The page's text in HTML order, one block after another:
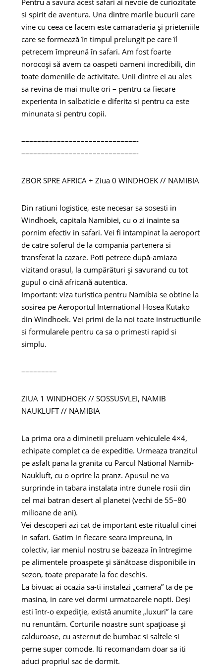
Pentru a savura acest safari ai nevoie de curiozitate
si spirit de aventura. Una dintre marile bucurii care
vine cu ceea ce facem este camaraderia și prieteniile
care se formează în timpul prelungit pe care îl
petrecem împreună în safari. Am fost foarte
norocoși să avem ca oaspeti oameni incredibili, din
toate domeniile de activitate. Unii dintre ei au ales
sa revina de mai multe ori – pentru ca fiecare
experienta in salbaticie e diferita si pentru ca este
minunata si pentru copii.
–––––––––––––––––––––––––––––-
–––––––––––––––––––––––––––––-
ZBOR SPRE AFRICA + Ziua 0 WINDHOEK // NAMIBIA
Din ratiuni logistice, este necesar sa sosesti in
Windhoek, capitala Namibiei, cu o zi inainte sa
pornim efectiv in safari. Vei fi intampinat la aeroport
de catre soferul de la compania partenera si
transferat la cazare. Poti petrece după-amiaza
vizitand orasul, la cumpărături și savurand cu tot
gupul o cină africană autentica.
Important: viza turistica pentru Namibia se obtine la
sosirea pe Aeroportul International Hosea Kutako
din Windhoek. Vei primi de la noi toate instructiunile
si formularele pentru ca sa o primesti rapid si
simplu.
–––––––––
ZIUA 1 WINDHOEK // SOSSUSVLEI, NAMIB
NAUKLUFT // NAMIBIA
La prima ora a diminetii preluam vehiculele 4×4,
echipate complet ca de expeditie. Urmeaza tranzitul
pe asfalt pana la granita cu Parcul National Namib-
Naukluft, cu o oprire la pranz. Apusul ne va
surprinde in tabara instalata intre dunele rosii din
cel mai batran desert al planetei (vechi de 55–80
milioane de ani).
Vei descoperi azi cat de important este ritualul cinei
in safari. Gatim in fiecare seara impreuna, in
colectiv, iar meniul nostru se bazeaza în întregime
pe alimentele proaspete și sănătoase disponibile in
sezon, toate preparate la foc deschis.
La bivuac ai ocazia sa-ti instalezi „camera” ta de pe
masina, in care vei dormi urmatoarele nopti. Deși
esti într-o expediție, există anumite „luxuri” la care
nu renuntăm. Corturile noastre sunt spațioase și
calduroase, cu asternut de bumbac si saltele si
perne super comode. Iti recomandam doar sa iti
aduci propriul sac de dormit.